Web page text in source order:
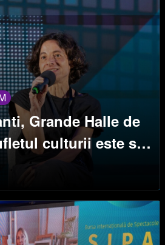
Grande Halle de
culturii este să